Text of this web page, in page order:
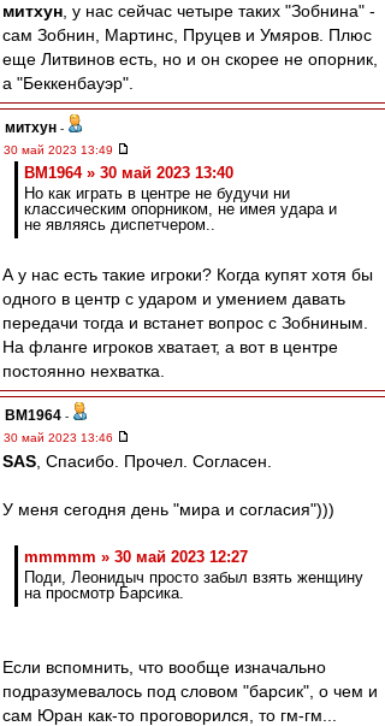
митхун , у нас сейчас четыре таких "Зобнина" -
сам Зобнин, Мартинс, Пруцев и Умяров. Плюс
еще Литвинов есть, но и он скорее не опорник,
а "Беккенбауэр".
митхун -
30 май 2023 13:49
BM1964 » 30 май 2023 13:40
Но как играть в центре не будучи ни
классическим опорником, не имея удара и
не являясь диспетчером..
А у нас есть такие игроки? Когда купят хотя бы
одного в центр с ударом и умением давать
передачи тогда и встанет вопрос с Зобниным.
На фланге игроков хватает, а вот в центре
постоянно нехватка.
BM1964 -
30 май 2023 13:46
SAS , Спасибо. Прочел. Согласен.
У меня сегодня день "мира и согласия")))
mmmmm » 30 май 2023 12:27
Поди, Леонидыч просто забыл взять женщину
на просмотр Барсика.
Если вспомнить, что вообще изначально
подразумевалось под словом "барсик", о чем и
сам Юран как-то проговорился, то гм-гм...